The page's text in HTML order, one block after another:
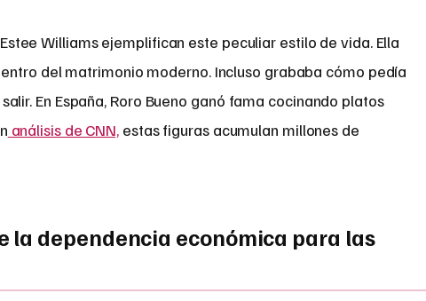
Williams ejemplifican este peculiar estilo de vida. Ella
del matrimonio moderno. Incluso grababa cómo pedía
En España, Roro Bueno ganó fama cocinando platos
análisis de CNN, estas figuras acumulan millones de
la dependencia económica para las